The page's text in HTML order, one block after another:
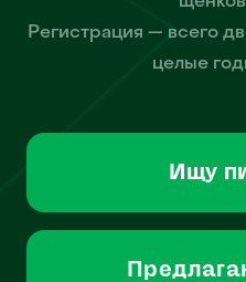
Регистрация — всего
целые
Ищу